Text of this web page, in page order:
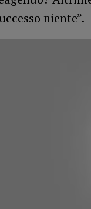
niente”.